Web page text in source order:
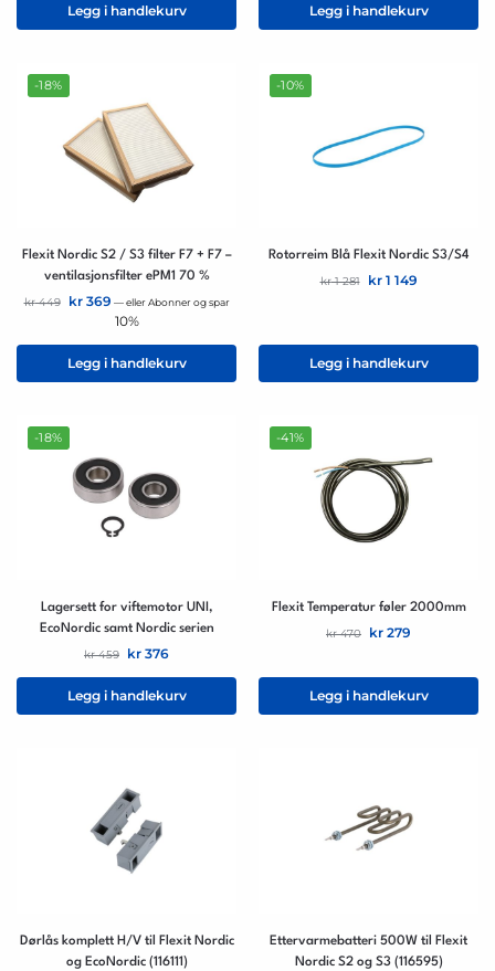
Legg i handlekurv Legg i handlekurv
-18%
Flexit Nordic S2 / S3 filter F7 + F7 –
ventilasjonsfilter ePM1 70 %
kr449 kr369 —eller Abonner og spar
10%
Legg i handlekurv
-10%
Rotorreim Blå Flexit Nordic S3/S4
kr1 281 kr1 149
Legg i handlekurv
-18%
Lagersett for viftemotor UNI,
EcoNordic samt Nordic serien
kr459 kr 376
Legg i handlekurv
-41%
Flexit Temperatur føler 2000mm
kr470 kr 279
Legg i handlekurv
Dørlås komplett H/V til Flexit Nordic
og EcoNordic (116111)
Ettervarmebatteri 500W til Flexit
Nordic S2 og S3 (116595)